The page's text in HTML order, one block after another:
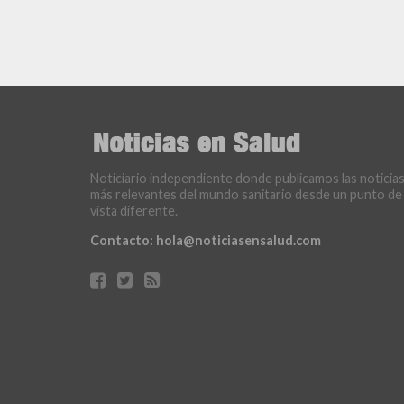
Noticiario independiente donde publicamos las noticias
más relevantes del mundo sanitario desde un punto de
vista diferente.
Contacto: hola@noticiasensalud.com